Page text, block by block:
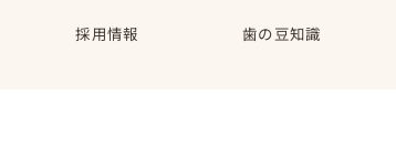
採用情報 歯の豆知識